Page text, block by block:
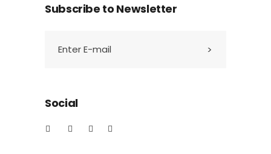
Subscribe to Newsletter
Social